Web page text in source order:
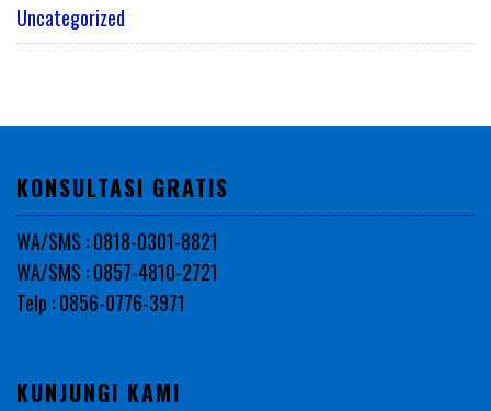
Uncategorized
KONSULTASI GRATIS
WA/SMS : 0818-0301-8821
WA/SMS : 0857-4810-2721
Telp : 0856-0776-3971
KUNJUNGI KAMI